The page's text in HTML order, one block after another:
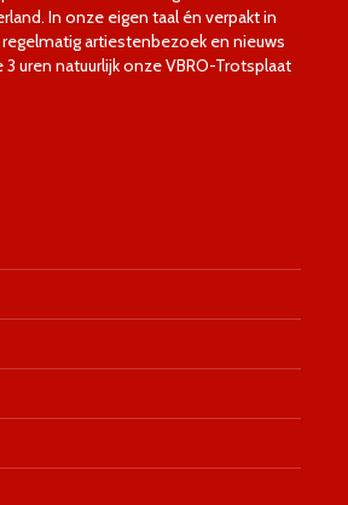
In onze eigen taal én verpakt in
artiestenbezoek en nieuws
uren natuurlijk onze VBRO-Trotsplaat